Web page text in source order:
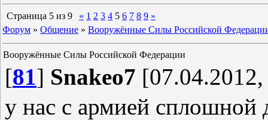
Страница 5 из 9 « 1 2 3 4 5 6 7 8 9 »
Форум » Общение » Вооружённые Силы Российской
Вооружённые Силы Российской Федерации
[81] Snakeo7
у нас с армией сплошной